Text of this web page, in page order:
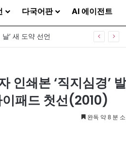
다국어판 AI 에이전트
’ 새 도약 선언
인쇄본 ‘직지심경’ 발
패드 첫선(2010)
완독 약 8 분